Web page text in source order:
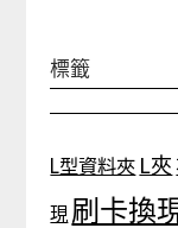
標籤
L型資料夾 L夾
現 刷卡換